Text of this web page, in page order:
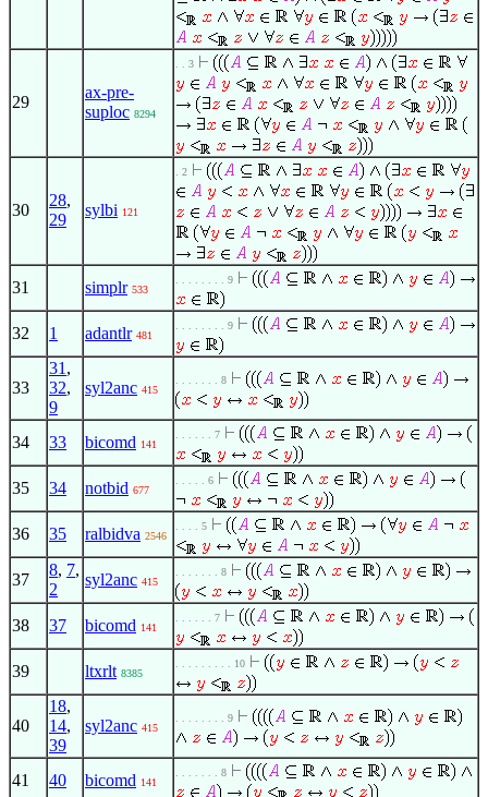
29
ax-pre-
suploc 8294
. . 3
30
28,
29
sylbi 121
. 2
31 simplr 533
. . . . . . . . 9
32 1 adantlr 481
. . . . . . . . 9
33
31 ,
32,
9
syl2anc 415
. . . . . . . 8
34 33 bicomd 141
. . . . . . 7
35 34 notbid 677
. . . . . 6
36 35 ralbidva 2546
. . . . 5
37
8, 7,
2
syl2anc 415
. . . . . . . 8
38 37 bicomd 141
. . . . . . 7
39 ltxrlt 8385
. . . . . . . . . 10
40
18,
14,
39
syl2anc 415
. . . . . . . . 9
41 40 bicomd 141
. . . . . . . 8